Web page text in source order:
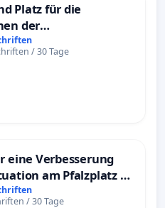
Platz für die
der
/ 30 Tage
eine Verbesserung
am Pfalzplatz in
/ 30 Tage